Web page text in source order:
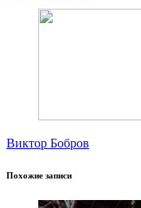
Виктор Бобров
Похожие записи